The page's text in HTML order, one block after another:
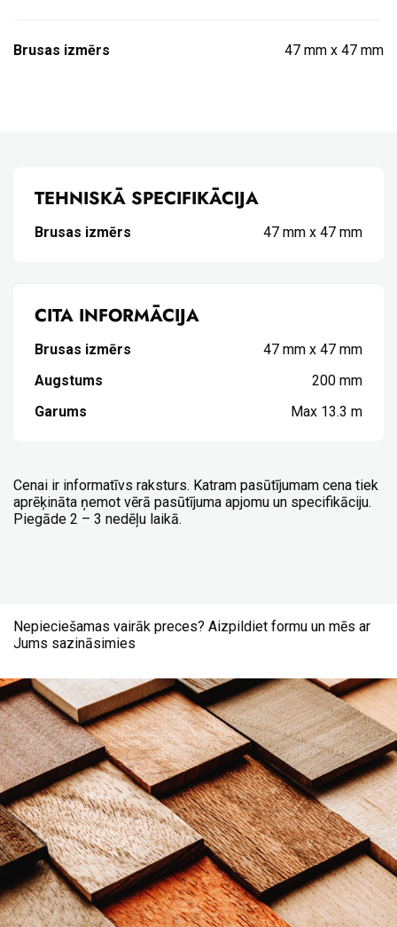
Brusas izmērs 47 mm x 47 mm
TEHNISKĀ SPECIFIKĀCIJA
Brusas izmērs 47 mm x 47 mm
CITA INFORMĀCIJA
Brusas izmērs
47 mm x 47 mm
Augstums
200 mm
Garums
Max 13.3 m
Cenai ir informatīvs raksturs. Katram pasūtījumam cena tiek
aprēķināta ņemot vērā pasūtījuma apjomu un specifikāciju.
Piegāde 2 – 3 nedēļu laikā.
Nepieciešamas vairāk preces? Aizpildiet formu un mēs ar
Jums sazināsimies